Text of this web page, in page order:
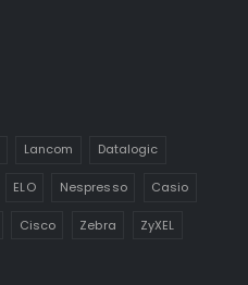
Lancom Datalogic
ELO Nespresso Casio
Cisco Zebra ZyXEL